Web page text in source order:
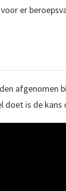
er
afgenomen
doet is de